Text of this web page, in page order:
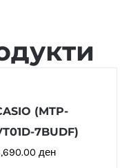
(MTP-
7BUDF)
ден